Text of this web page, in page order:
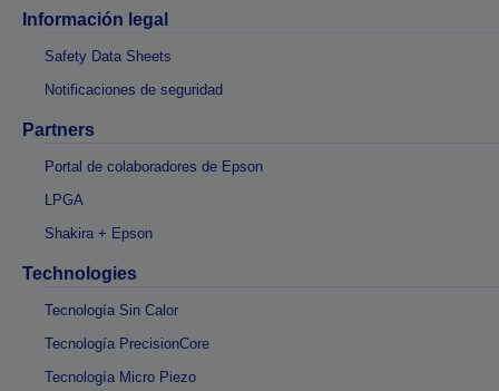
Información legal
Safety Data Sheets
Notificaciones de seguridad
Partners
Portal de colaboradores de Epson
LPGA
Shakira + Epson
Technologies
Tecnología Sin Calor
Tecnología PrecisionCore
Tecnología Micro Piezo